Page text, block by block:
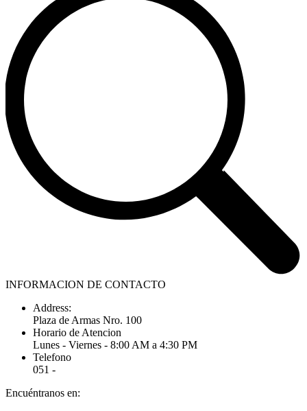
INFORMACION DE CONTACTO
Address:
Plaza de Armas Nro. 100
Horario de Atencion
Lunes - Viernes - 8:00 AM a 4:30 PM
Telefono
051 -
Encuéntranos en: